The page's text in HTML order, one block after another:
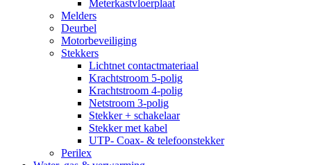
Meterkastvloerplaat
Melders
Deurbel
Motorbeveiliging
Stekkers
Lichtnet contactmateriaal
Krachtstroom 5-polig
Krachtstroom 4-polig
Netstroom 3-polig
Stekker + schakelaar
Stekker met kabel
UTP- Coax- & telefoonstekker
Perilex